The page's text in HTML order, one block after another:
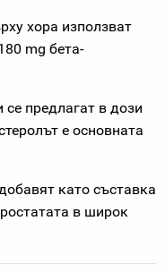
хора използват
mg бета-
предлагат в дози
е основната
като съставка
в широк